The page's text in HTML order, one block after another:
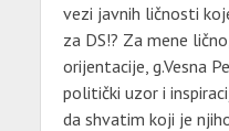
vezi javnih ličnosti
za DS!? Za mene
orijentacije, g.Vesna
politički uzor i
da shvatim koji je